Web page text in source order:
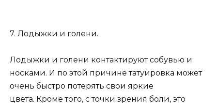
7. Лодыжки и голени.
Лодыжки и голени контактируют собувью и
носками. И по этой причине татуировка может
очень быстро потерять свои яркие
цвета. Кроме того, с точки зрения боли, это